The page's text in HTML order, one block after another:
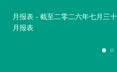
月报表 - 截至二零二六年七月三
月报表